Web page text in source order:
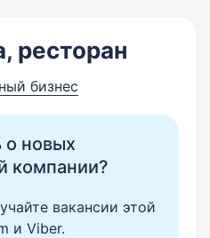
ресторан
бизнес
о новых
компании?
вакансии этой
и Viber.